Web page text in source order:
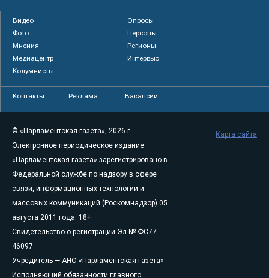
Видео
Опросы
Фото
Персоны
Мнения
Регионы
Медиацентр
Интервью
Колумнисты
Контакты Реклама Вакансии
© «Парламентская газета», 2026 г.
Электронное периодическое издание
«Парламентская газета» зарегистрировано в
Федеральной службе по надзору в сфере
связи, информационных технологий и
массовых коммуникаций (Роскомнадзор) 05
августа 2011 года. 18+
Свидетельство о регистрации Эл № ФС77-
46097
Учредитель — АНО «Парламентская газета»
Исполняющий обязанности главного
Карта сайта